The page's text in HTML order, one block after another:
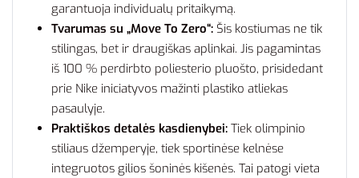
garantuoja individualų pritaikymą.
Tvarumas su „Move To Zero“: Šis kostiumas ne tik
stilingas, bet ir draugiškas aplinkai. Jis pagamintas
iš 100 % perdirbto poliesterio pluošto, prisidedant
prie Nike iniciatyvos mažinti plastiko atliekas
pasaulyje.
Praktiškos detalės kasdienybei: Tiek olimpinio
stiliaus džemperyje, tiek sportinėse kelnėse
integruotos gilios šoninės kišenės. Tai patogi vieta